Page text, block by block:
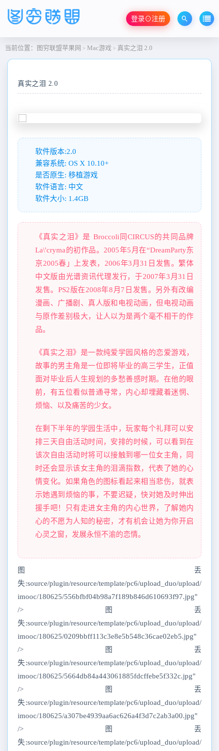
登录⊙注册
当前位置： 图穷联盟苹果网 > Mac游戏 > 真实之泪 2.0
真实之泪 2.0
软件版本:2.0
兼容系统: OS X 10.10+
是否原生: 移植游戏
软件语言: 中文
软件大小: 1.4GB
《真实之泪》是 Broccoli同CIRCUS的共同品牌
La\'cryma的初作品。2005年5月在“DreamParty东
京2005春」上发表，2006年3月31日发售。繁体
中文版由光谱资讯代理发行，于2007年3月31日
发售。PS2版在2008年8月7日发售。另外有改编
漫画、广播剧、真人版和电视动画，但电视动画
与原作差别极大，让人以为是两个毫不相干的作
品。
《真实之泪》是一款纯爱学园风格的恋爱游戏，
故事的男主角是一位即将毕业的高三学生，正值
面对毕业后人生规划的多愁善感时期。在他的眼
前，有五位看似普通寻常，内心却埋藏着迷惘、
烦恼、以及痛苦的少女。
在剩下半年的学园生活中，玩家每个礼拜可以安
排三天自由活动时间，安排的时候，可以看到在
该次自由活动时将可以接触到哪一位女主角，同
时还会显示该女主角的泪滴指数，代表了她的心
情变化。如果角色的图标看起来相当悲伤，就表
示她遇到烦恼的事，不要迟疑，快对她及时伸出
援手吧！只有走进女主角的内心世界，了解她内
心的不愿为人知的秘密，才有机会让她为你开启
心灵之窗，发展永恒不渝的恋情。
图丢
失:source/plugin/resource/template/pc6/upload_duo/upload/
imooc/180625/556bfbf04b98a7f189b846d610693f97.jpg"
/>图丢
失:source/plugin/resource/template/pc6/upload_duo/upload/
imooc/180625/0209bbff113c3e8e5b548c36cae02eb5.jpg"
/>图丢
失:source/plugin/resource/template/pc6/upload_duo/upload/
imooc/180625/5664db84a443061885fdcffebe5f332c.jpg"
/>图丢
失:source/plugin/resource/template/pc6/upload_duo/upload/
imooc/180625/a307be4939aa6ac626a4f3d7c2ab3a00.jpg"
/>图丢
失:source/plugin/resource/template/pc6/upload_duo/upload/